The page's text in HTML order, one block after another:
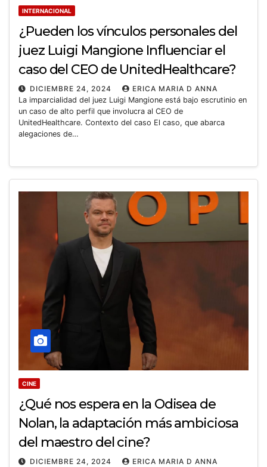
INTERNACIONAL
¿Pueden los vínculos personales del
juez Luigi Mangione Influenciar el
caso del CEO de UnitedHealthcare?
DICIEMBRE 24, 2024
ERICA MARIA D ANNA
La imparcialidad del juez Luigi Mangione está bajo escrutinio en
un caso de alto perfil que involucra al CEO de
UnitedHealthcare. Contexto del caso El caso, que abarca
alegaciones de…
CINE
¿Qué nos espera en la Odisea de
Nolan, la adaptación más ambiciosa
del maestro del cine?
DICIEMBRE 24, 2024
ERICA MARIA D ANNA